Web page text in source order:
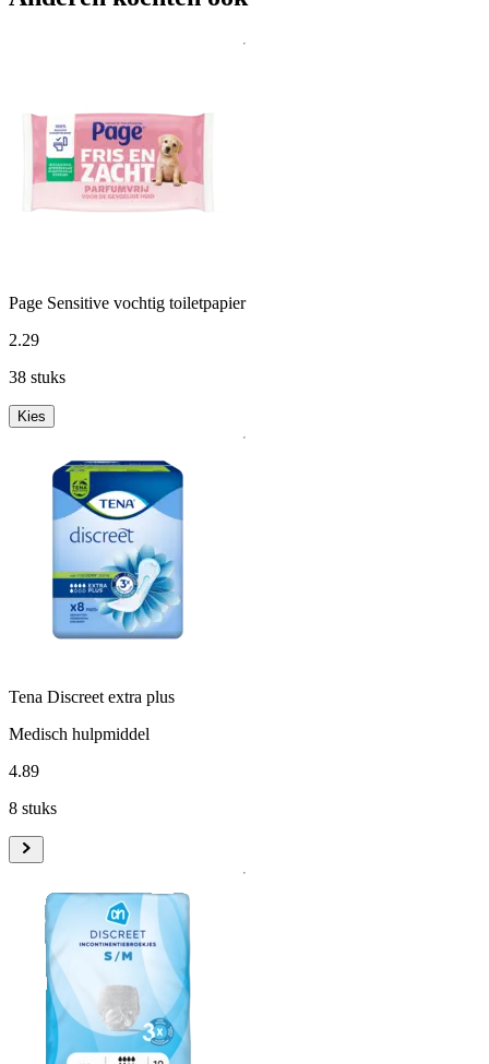
Page Sensitive vochtig toiletpapier
2.29
38 stuks
Kies
Tena Discreet extra plus
Medisch hulpmiddel
4.89
8 stuks